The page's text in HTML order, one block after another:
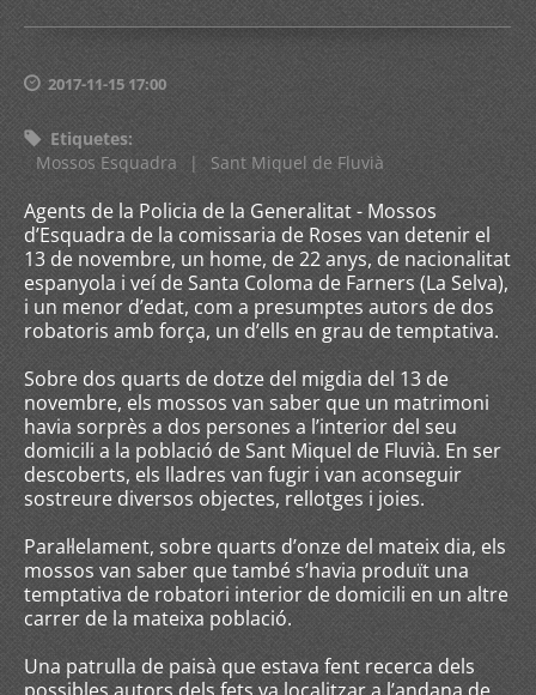
2017-11-15 17:00
Etiquetes:
Mossos Esquadra
| Sant Miquel de Fluvià
Agents de la Policia de la Generalitat - Mossos
d’Esquadra de la comissaria de Roses van detenir el
13 de novembre, un home, de 22 anys, de nacionalitat
espanyola i veí de Santa Coloma de Farners (La Selva),
i un menor d’edat, com a presumptes autors de dos
robatoris amb força, un d’ells en grau de temptativa.
Sobre dos quarts de dotze del migdia del 13 de
novembre, els mossos van saber que un matrimoni
havia sorprès a dos persones a l’interior del seu
domicili a la població de Sant Miquel de Fluvià. En ser
descoberts, els lladres van fugir i van aconseguir
sostreure diversos objectes, rellotges i joies.
Paral·lelament, sobre quarts d’onze del mateix dia, els
mossos van saber que també s’havia produït una
temptativa de robatori interior de domicili en un altre
carrer de la mateixa població.
Una patrulla de paisà que estava fent recerca dels